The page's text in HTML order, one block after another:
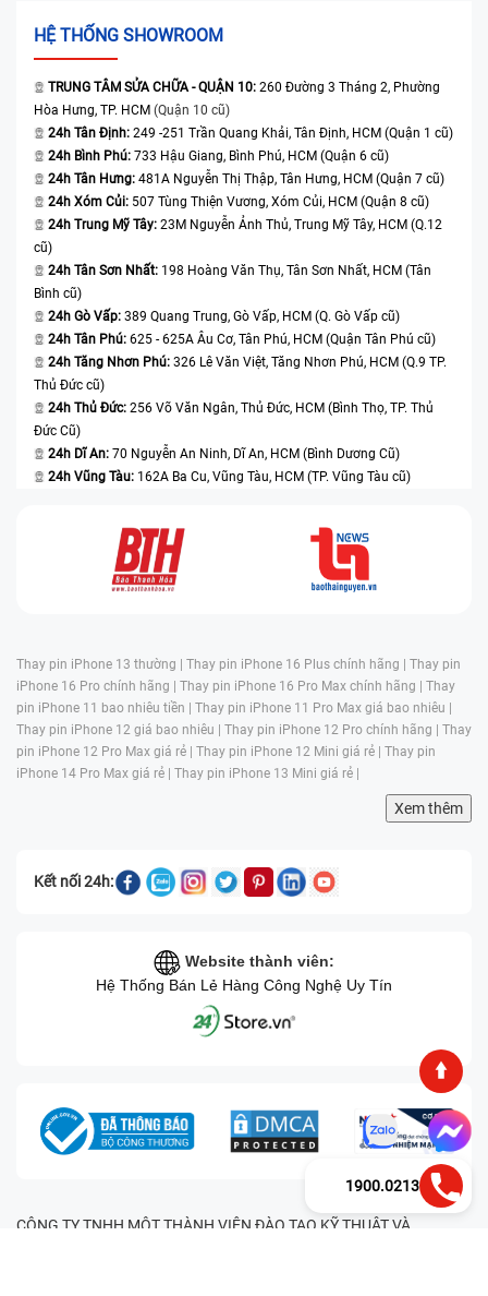
HỆ THỐNG SHOWROOM
TRUNG TÂM SỬA CHỮA - QUẬN 10: 260 Đường 3 Tháng 2, Phường
Hòa Hưng, TP. HCM (Quận 10 cũ)
24h Tân Định: 249 -251 Trần Quang Khải, Tân Định, HCM (Quận 1 cũ)
24h Bình Phú: 733 Hậu Giang, Bình Phú, HCM (Quận 6 cũ)
24h Tân Hưng: 481A Nguyễn Thị Thập, Tân Hưng, HCM (Quận 7 cũ)
24h Xóm Củi: 507 Tùng Thiện Vương, Xóm Củi, HCM (Quận 8 cũ)
24h Trung Mỹ Tây: 23M Nguyễn Ảnh Thủ, Trung Mỹ Tây, HCM (Q.12
cũ)
24h Tân Sơn Nhất: 198 Hoàng Văn Thụ, Tân Sơn Nhất, HCM (Tân
Bình cũ)
24h Gò Vấp: 389 Quang Trung, Gò Vấp, HCM (Q. Gò Vấp cũ)
24h Tân Phú: 625 - 625A Âu Cơ, Tân Phú, HCM (Quận Tân Phú cũ)
24h Tăng Nhơn Phú: 326 Lê Văn Việt, Tăng Nhơn Phú, HCM (Q.9 TP.
Thủ Đức cũ)
24h Thủ Đức: 256 Võ Văn Ngân, Thủ Đức, HCM (Bình Thọ, TP. Thủ
Đức Cũ)
24h Dĩ An: 70 Nguyễn An Ninh, Dĩ An, HCM (Bình Dương Cũ)
24h Vũng Tàu: 162A Ba Cu, Vũng Tàu, HCM (TP. Vũng Tàu cũ)
Thay pin iPhone 13 thường | Thay pin iPhone 16 Plus chính hãng | Thay pin
iPhone 16 Pro chính hãng | Thay pin iPhone 16 Pro Max chính hãng | Thay
pin iPhone 11 bao nhiêu tiền | Thay pin iPhone 11 Pro Max giá bao nhiêu |
Thay pin iPhone 12 giá bao nhiêu | Thay pin iPhone 12 Pro chính hãng | Thay
pin iPhone 12 Pro Max giá rẻ | Thay pin iPhone 12 Mini giá rẻ | Thay pin
iPhone 14 Pro Max giá rẻ | Thay pin iPhone 13 Mini giá rẻ |
Xem thêm
Kết nối 24h:
Website thành viên:
Hệ Thống Bán Lẻ Hàng Công Nghệ Uy Tín
CÔNG TY TNHH MỘT THÀNH VIÊN ĐÀO TẠO KỸ THUẬT VÀ
1900.0213